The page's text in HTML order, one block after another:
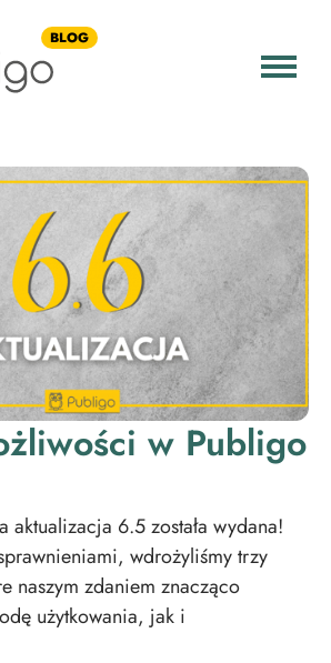
BLOG
w Publigo
aktualizacja 6.5 została wydana!
wdrożyliśmy trzy
naszym zdaniem znacząco
użytkowania, jak i